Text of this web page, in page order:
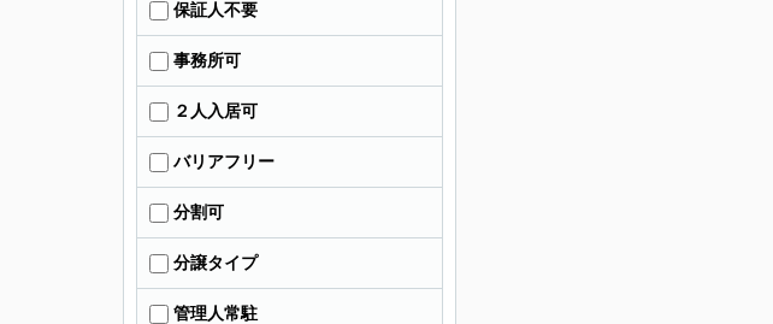
保証人不要
事務所可
２人入居可
バリアフリー
分割可
分譲タイプ
管理人常駐